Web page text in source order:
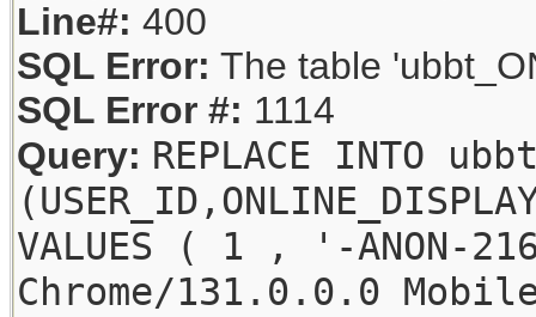
Line#: 400
SQL Error: The table
SQL Error #: 1114
Query: REPLACE INTO
VALUES ( 1 , '-
Chrome/131.0.0.0